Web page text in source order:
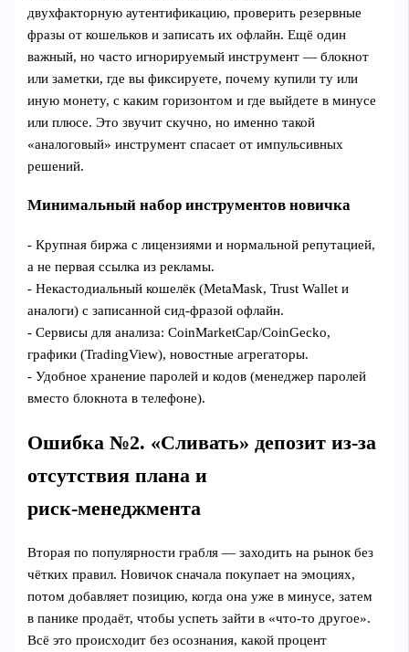
двухфакторную аутентификацию, проверить резервные
фразы от кошельков и записать их офлайн. Ещё один
важный, но часто игнорируемый инструмент — блокнот
или заметки, где вы фиксируете, почему купили ту или
иную монету, с каким горизонтом и где выйдете в минусе
или плюсе. Это звучит скучно, но именно такой
«аналоговый» инструмент спасает от импульсивных
решений.
Минимальный набор инструментов новичка
- Крупная биржа с лицензиями и нормальной репутацией,
а не первая ссылка из рекламы.
- Некастодиальный кошелёк (MetaMask, Trust Wallet и
аналоги) с записанной сид‑фразой офлайн.
- Сервисы для анализа: CoinMarketCap/CoinGecko,
графики (TradingView), новостные агрегаторы.
- Удобное хранение паролей и кодов (менеджер паролей
вместо блокнота в телефоне).
Ошибка №2. «Сливать» депозит из‑за
отсутствия плана и
риск‑менеджмента
Вторая по популярности грабля — заходить на рынок без
чётких правил. Новичок сначала покупает на эмоциях,
потом добавляет позицию, когда она уже в минусе, затем
в панике продаёт, чтобы успеть зайти в «что‑то другое».
Всё это происходит без осознания, какой процент